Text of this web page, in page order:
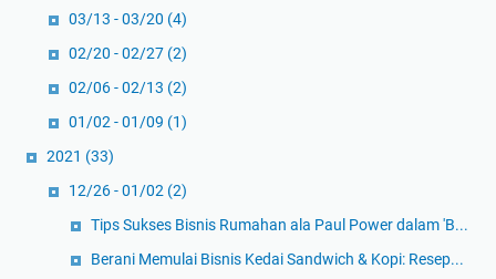
03/13 - 03/20 (4)
02/20 - 02/27 (2)
02/06 - 02/13 (2)
01/02 - 01/09 (1)
2021 (33)
12/26 - 01/02 (2)
Tips Sukses Bisnis Rumahan ala Paul Power dalam 'B...
Berani Memulai Bisnis Kedai Sandwich & Kopi: Resep...